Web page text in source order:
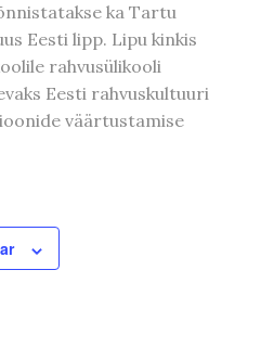
ka Tartu
Eesti lipp. Lipu kinkis
rahvusülikooli
Eesti rahvuskultuuri
väärtustamise